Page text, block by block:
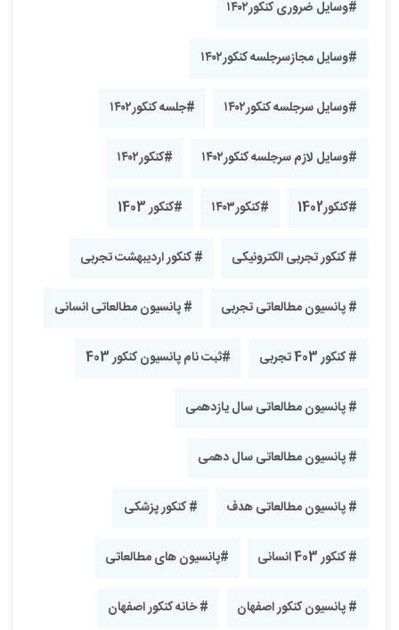
#وسایل ضروری کنکور۱۴۰۲
#وسایل مجازسرجلسه کنکور۱۴۰۲
#وسایل سرجلسه کنکور۱۴۰۲ #جلسه کنکور۱۴۰۲
#وسایل لازم سرجلسه کنکور۱۴۰۲ #کنکور۱۴۰۲
#کنکور1402 #کنکور۱۴۰۳ #کنکور 1403
# کنکور تجربی الکترونیکی # کنکور اردیبهشت تجربی
# پانسیون مطالعاتی تجربی # پانسیون مطالعاتی انسانی
# کنکور 403 تجربی #ثبت نام پانسیون کنکور 403
# پانسیون مطالعاتی سال یازدهمی
# پانسیون مطالعاتی سال دهمی
# پانسیون مطالعاتی هدف # کنکور پزشکی
# کنکور 403 انسانی #پانسیون های مطالعاتی
# پانسیون کنکور اصفهان # خانه کنکور اصفهان